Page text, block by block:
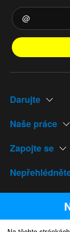
Darujte
Naše práce
Zapojte se
Naše weby